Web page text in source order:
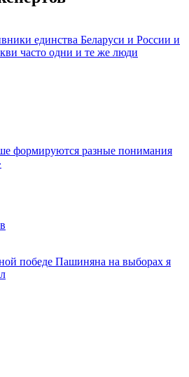
единства Беларуси и России и
часто одни и те же люди
формируются разные понимания
победе Пашиняна на выборах я